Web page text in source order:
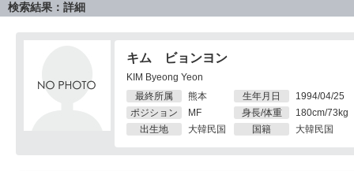
検索結果：詳細
キム ビョンヨン
KIM Byeong Yeon
最終所属
熊本
ポジション
MF
出生地
大韓民国
生年月日
1994/04/25
身長/体重
180cm/73kg
国籍
大韓民国